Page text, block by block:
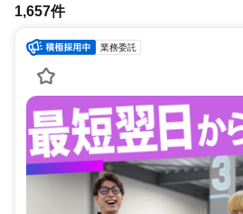
1,657件
業務委託